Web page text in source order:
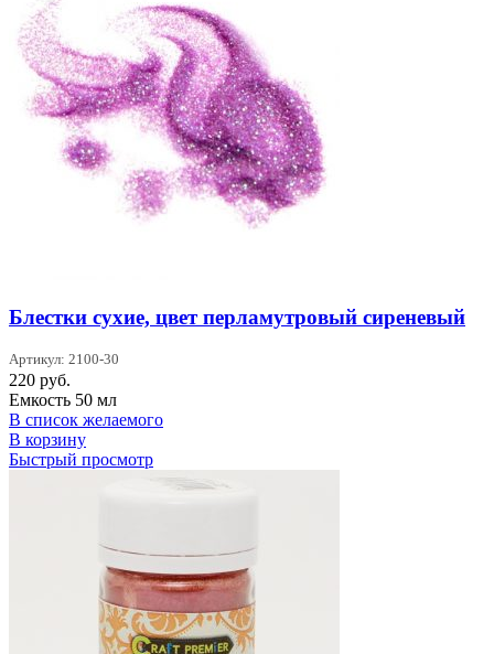
Блестки сухие, цвет перламутровый сиреневый
Артикул: 2100-30
220 руб.
Емкость 50 мл
В список желаемого
В корзину
Быстрый просмотр